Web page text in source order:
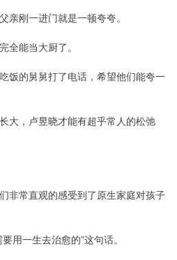
亲刚一进门就是一顿夸夸。
全能当大厨了。
饭的舅舅打了电话，希望他们能夸一
大，卢昱晓才能有超乎常人的松弛
非常直观的感受到了原生家庭对孩子
用一生去治愈的”这句话。